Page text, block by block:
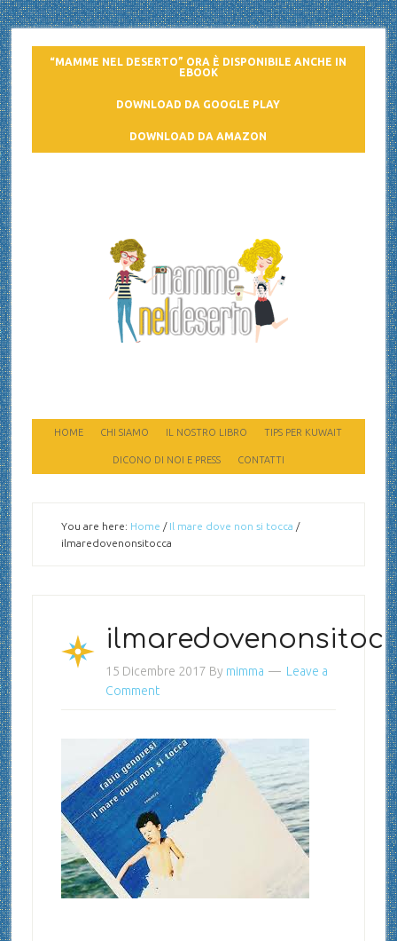
“MAMME NEL DESERTO” ORA È DISPONIBILE ANCHE IN
EBOOK
DOWNLOAD DA GOOGLE PLAY
DOWNLOAD DA AMAZON
HOME CHI SIAMO IL NOSTRO LIBRO TIPS PER KUWAIT
DICONO DI NOI E PRESS CONTATTI
You are here: Home / Il mare dove non si tocca /
ilmaredovenonsitocca
15 Dicembre 2017 By mimma
Leave a
Comment